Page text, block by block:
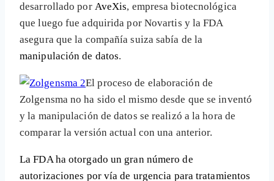
desarrollado por AveXis, empresa biotecnológica
que luego fue adquirida por Novartis y la FDA
asegura que la compañía suiza sabía de la
manipulación de datos.
El proceso de elaboración de
Zolgensma no ha sido el mismo desde que se inventó
y la manipulación de datos se realizó a la hora de
comparar la versión actual con una anterior.
La FDA ha otorgado un gran número de
autorizaciones por vía de urgencia para tratamientos